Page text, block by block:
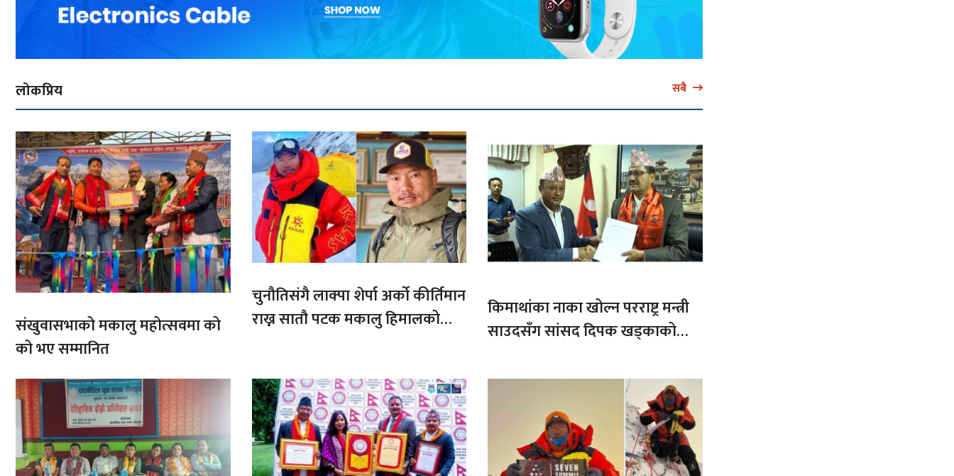
लोकप्रिय सबै
संखुवासभाको मकालु महोत्सवमा को
को भए सम्मानित
चुनौतिसंगै लाक्पा शेर्पा अर्को कीर्तिमान
राख्न सातौ पटक मकालु हिमालको
किमाथांका नाका खोल्न परराष्ट्र मन्त्री
साउदसँग सांसद दिपक खड्काको